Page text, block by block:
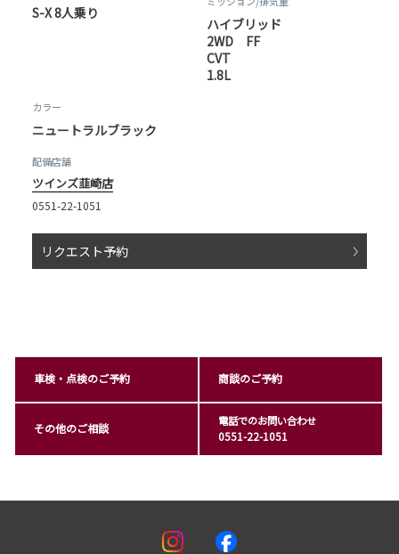
S-X 8人乗り
ハイブリッド
2WD FF
CVT
1.8L
カラー
ニュートラルブラック
配備店舗
ツインズ韮崎店
0551-22-1051
リクエスト予約
車検・点検のご予約 商談のご予約
その他のご相談 電話でのお問い合わせ
0551-22-1051